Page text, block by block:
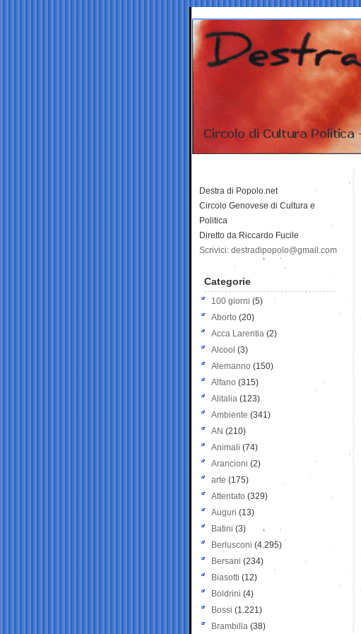
Destra di Popolo.net
Circolo Genovese di Cultura e
Politica
Diretto da Riccardo Fucile
Scrivici: destradipopolo@gmail.com
Categorie
100 giorni (5)
Aborto (20)
Acca Larentia (2)
Alcool (3)
Alemanno (150)
Alfano (315)
Alitalia (123)
Ambiente (341)
AN (210)
Animali (74)
Arancioni (2)
arte (175)
Attentato (329)
Auguri (13)
Batini (3)
Berlusconi (4.295)
Bersani (234)
Biasotti (12)
Boldrini (4)
Bossi (1.221)
Brambilla (38)